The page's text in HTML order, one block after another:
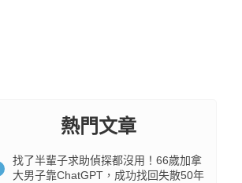
熱門文章
找了半輩子求助偵探都沒用！66歲加拿
大男子靠ChatGPT，成功找回失散50年